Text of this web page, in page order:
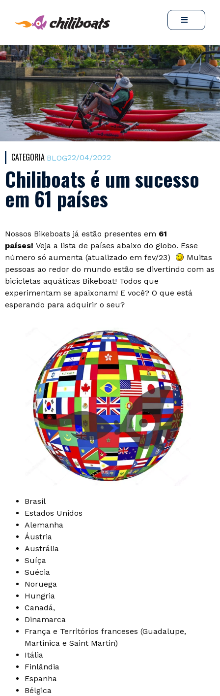
CATEGORIA BLOG22/04/2022
Chiliboats é um sucesso
em 61 países
Nossos Bikeboats já estão presentes em 61
países! Veja a lista de países abaixo do globo. Esse
número só aumenta (atualizado em fev/23)
Muitas
pessoas ao redor do mundo estão se divertindo com as
bicicletas aquáticas Bikeboat! Todos que
experimentam se apaixonam! E você? O que está
esperando para adquirir o seu?
Brasil
Estados Unidos
Alemanha
Áustria
Austrália
Suíça
Suécia
Noruega
Hungria
Canadá,
Dinamarca
França e Territórios franceses (Guadalupe,
Martinica e Saint Martin)
Itália
Finlândia
Espanha
Bélgica